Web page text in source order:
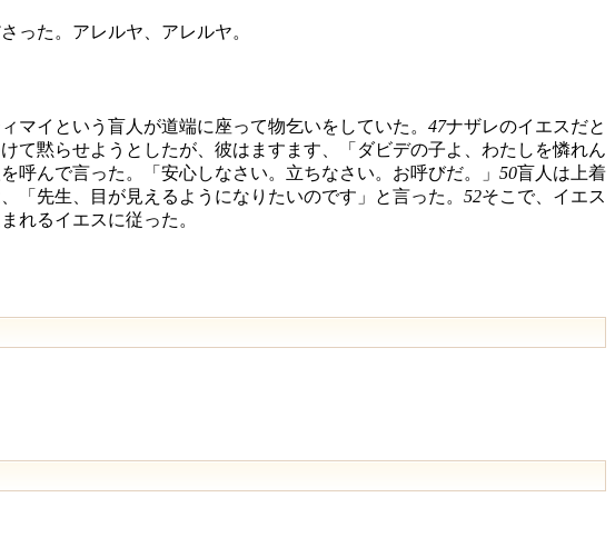
った。アレルヤ、アレルヤ。
マイという盲人が道端に座って物乞いをしていた。 47ナザレのイエスだと
て黙らせようとしたが、彼はますます、「ダビデの子よ、わたしを憐れん
んで言った。「安心しなさい。立ちなさい。お呼びだ。」 50盲人は上着
「先生、目が見えるようになりたいのです」と言った。 52そこで、イエス
れるイエスに従った。